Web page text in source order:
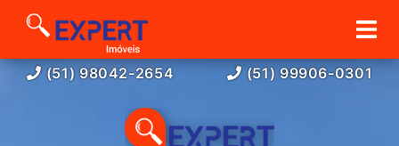
(51) 98042-2654 (51) 99906-0301